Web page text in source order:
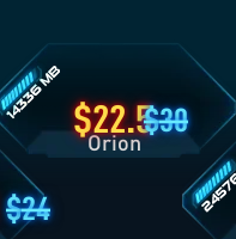
24
22.530
Orion